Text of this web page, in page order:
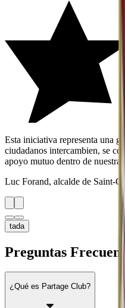
Esta iniciativa representa una
ciudadanos intercambien, se
apoyo mutuo dentro de nuestra
Luc Forand, alcalde de Saint-
tada
Preguntas
¿Qué es Partage Club?